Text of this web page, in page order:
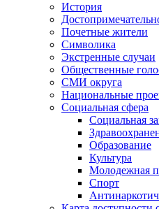
История
Почетные жители
Символика
Экстренные случаи
Общественные
СМИ округа
Национальные
Социальная сфера
Социальная
Образование
Культура
Молодежная
Спорт